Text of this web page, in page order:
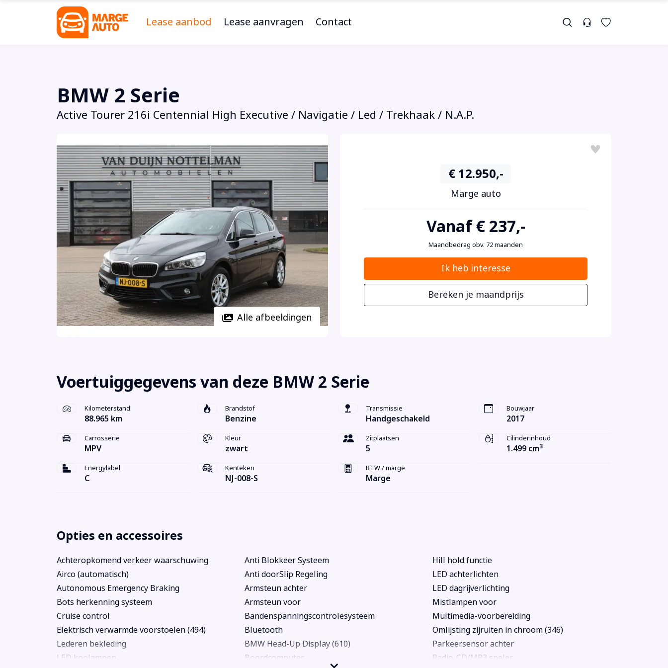
Lease aanbod Lease aanvragen Contact
BMW 2 Serie
Active Tourer 216i Centennial High Executive / Navigatie / Led / Trekhaak / N.A.P.
Alle afbeeldingen
€ 12.950,-
Marge auto
Vanaf € 237,-
Maandbedrag obv. 72 maanden
Ik heb interesse
Bereken je maandprijs
Voertuiggegevens van deze BMW 2 Serie
Kilometerstand
88.965 km
Brandstof
Benzine
Transmissie
Handgeschakeld
Bouwjaar
2017
Carrosserie
MPV
Kleur
zwart
Zitplaatsen
5
Cilinderinhoud
1.499 cm3
Energylabel
C
Kenteken
NJ-008-S
BTW / marge
Marge
Opties en accessoires
Achteropkomend verkeer waarschuwing
Airco (automatisch)
Autonomous Emergency Braking
Bots herkenning systeem
Cruise control
Elektrisch verwarmde voorstoelen (494)
Lederen bekleding
LED koplampen
Anti Blokkeer Systeem
Anti doorSlip Regeling
Armsteun achter
Armsteun voor
Bandenspanningscontrolesysteem
Bluetooth
BMW Head-Up Display (610)
Boordcomputer
Hill hold functie
LED achterlichten
LED dagrijverlichting
Mistlampen voor
Multimedia-voorbereiding
Omlijsting zijruiten in chroom (346)
Parkeersensor achter
Radio-CD/MP3 speler